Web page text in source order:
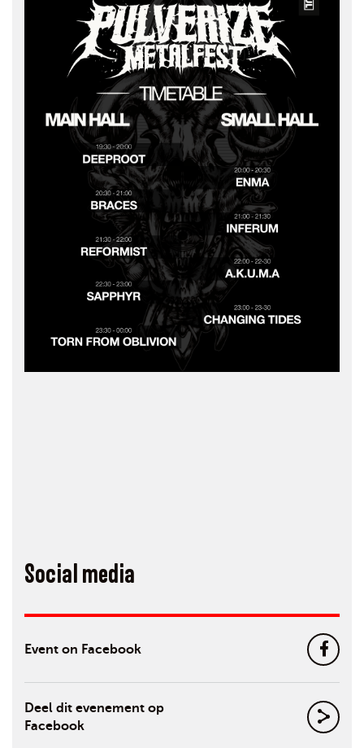
Social media
Event on Facebook
Deel dit evenement op
Facebook